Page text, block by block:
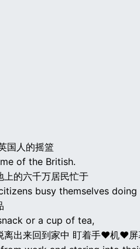
国人的摇篮
of the British.
上的六千万居民忙于
busy themselves doing
or a cup of tea,
离出来回到家中 盯着手♥机♥屏